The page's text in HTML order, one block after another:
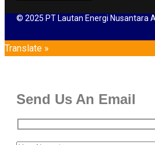
© 2025 PT Lautan Energi Nusantara
Translate »
Send Us An Email